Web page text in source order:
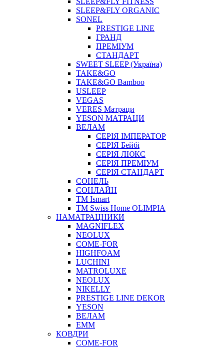
SLEEP&FLY ORGANIC
SONEL
PRESTIGE LINE
ГРАНД
ПРЕМІУМ
СТАНДАРТ
SWEET SLEEP (Україна)
TAKE&GO
TAKE&GO Bamboo
USLEEP
VEGAS
VERES Матраци
YESON МАТРАЦИ
ВЕЛАМ
СЕРІЯ ІМПЕРАТОР
СЕРІЯ Бейбі
СЕРІЯ ЛЮКС
СЕРІЯ ПРЕМІУМ
СЕРІЯ СТАНДАРТ
СОНЕЛЬ
СОНЛАЙН
ТМ Ismart
ТМ Swiss Home OLIMPIA
НАМАТРАЦНИКИ
MAGNIFLEX
NEOLUX
COME-FOR
HIGHFOAM
LUCHINI
MATROLUXE
NEOLUX
NIKELLY
PRESTIGE LINE DEKOR
YESON
ВЕЛАМ
ЕММ
КОВДРИ
COME-FOR